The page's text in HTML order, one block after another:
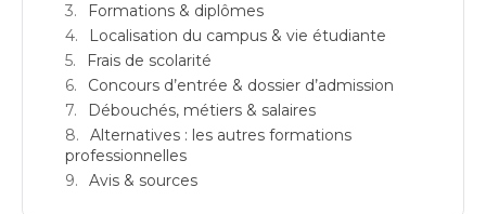
Formations & diplômes
Localisation du campus & vie étudiante
Frais de scolarité
Concours d’entrée & dossier d’admission
Débouchés, métiers & salaires
Alternatives : les autres formations
professionnelles
Avis & sources